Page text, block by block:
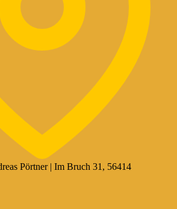
Pörtner | Im Bruch 31, 56414